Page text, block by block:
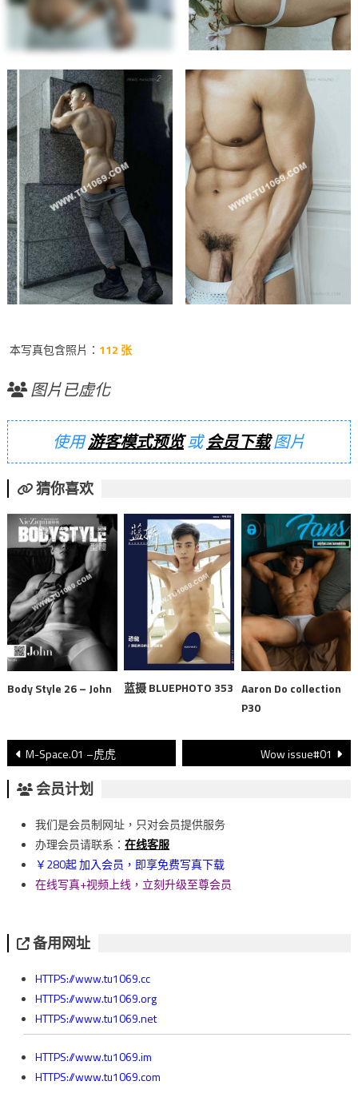
本写真包含照片： 112 张
图片已虚化
使用游客模式预览或会员下载图片
猜你喜欢
Body Style 26 – John 蓝摄 BLUEPHOTO 353 Aaron Do collection
P30
文
章
導
覽
M-Space.01 –虎虎 Wow issue#01
会员计划
我们是会员制网址，只对会员提供服务
办理会员请联系： 在线客服
￥280起 加入会员，即享免费写真下载
在线写真+视频上线，立刻升级至尊会员
备用网址
HTTPS://www.tu1069.cc
HTTPS://www.tu1069.org
HTTPS://www.tu1069.net
HTTPS://www.tu1069.im
HTTPS://www.tu1069.com